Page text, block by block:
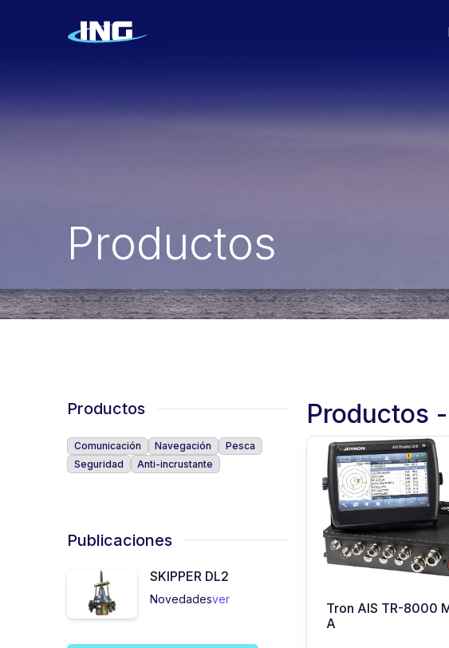
Productos
Productos
Comunicación Navegación
Pesca
Seguridad
Anti-incrustante
Publicaciones
SKIPPER DL2
Novedadesver
Productos
Tron AIS TR-8000
A